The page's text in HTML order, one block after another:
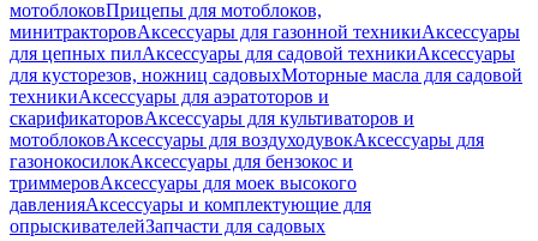
мотоблоковПрицепы для мотоблоков,
минитракторовАксессуары для газонной техникиАксессуары
для цепных пилАксессуары для садовой техникиАксессуары
для кусторезов, ножниц садовыхМоторные масла для садовой
техникиАксессуары для аэратоторов и
скарификаторовАксессуары для культиваторов и
мотоблоковАксессуары для воздуходувокАксессуары для
газонокосилокАксессуары для бензокос и
триммеровАксессуары для моек высокого
давленияАксессуары и комплектующие для
опрыскивателейЗапчасти для садовых